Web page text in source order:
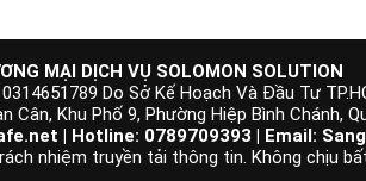
MẠI DỊCH VỤ SOLOMON SOLUTION
Do Sở Kế Hoạch Và Đầu Tư
Cân, Khu Phố 9, Phường Hiệp Bình Chánh,
| Hotline: 0789709393 | Email:
nhiệm truyền tải thông tin. Không chịu